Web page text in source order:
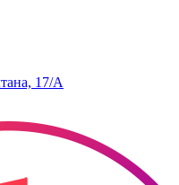
17/А